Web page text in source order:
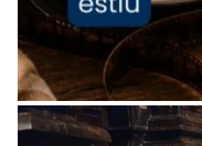
concelebrat el
Mons. David
📸 Dr. G. Simón
Foto